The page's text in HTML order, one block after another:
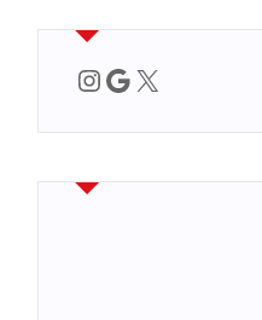
InstagramGoogle X